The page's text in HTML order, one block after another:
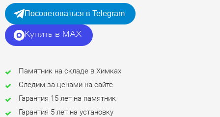
Посоветоваться в Telegram
Купить в MAX
Памятник на складе в Химках
Следим за ценами на сайте
Гарантия 15 лет на памятник
Гарантия 5 лет на установку